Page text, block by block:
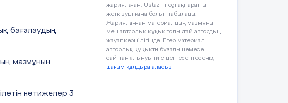
іштей сызылған шеңбердің радиусы
анықталатынын көрсетіңдер.
бағалаудың
мазмұнын
нәтижелер 3
жариялаған. Ustaz Tilegi ақпаратты
жеткізуші ғана болып табылады.
Жарияланған материалдың мазмұны
мен авторлық құқық толықтай автордың
жауапкершілігінде. Егер материал
авторлық құқықты бұзады немесе
сайттан алынуы тиіс деп есептесеңіз,
шағым қалдыра аласыз